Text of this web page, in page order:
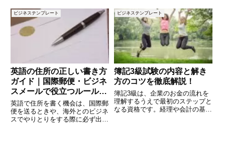
この概念ですが、具体的に何を意
味し、どのような目的で実施され
るのか、理解している人は意外に
少ないかもしれません。本記事で
することは、重大事故を未然に防
ぐために非常に重要です。しか
し、「どのように書けばよいかわ
からない」「例文が知りたい」と
悩
ビジネステンプレート
英語の住所の正しい書き方
ガイド｜国際郵便・ビジネ
スメールで役立つルールと
例文
英語で住所を書く機会は、国際郵
便を送るときや、海外とのビジネ
スでやりとりをする際に必ず出て
ビジネステンプレート
簿記3級試験の内容と解き
方のコツを徹底解説！
簿記3級は、企業のお金の流れを
理解するうえで最初のステップと
なる資格です。経理や会計の基礎